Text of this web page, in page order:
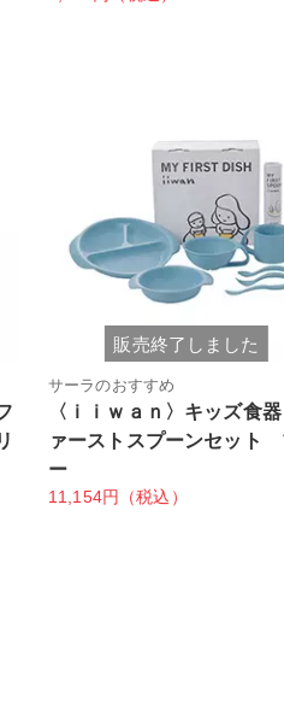
販売終了しました
サーラのおすすめ
〈ｉｉｗａｎ〉キッズ食
ァーストスプーンセット
ー
11,154円（税込）